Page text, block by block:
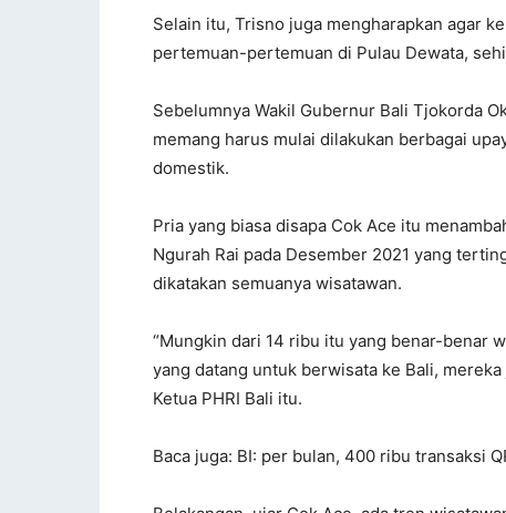
Selain itu, Trisno juga mengharapkan agar
pertemuan-pertemuan di Pulau Dewata,
Sebelumnya Wakil Gubernur Bali Tjokorda
memang harus mulai dilakukan berbagai
domestik.
Pria yang biasa disapa Cok Ace itu
Ngurah Rai pada Desember 2021 yang
dikatakan semuanya wisatawan.
“Mungkin dari 14 ribu itu yang benar-benar
yang datang untuk berwisata ke Bali,
Ketua PHRI Bali itu.
Baca juga: BI: per bulan, 400 ribu transaksi